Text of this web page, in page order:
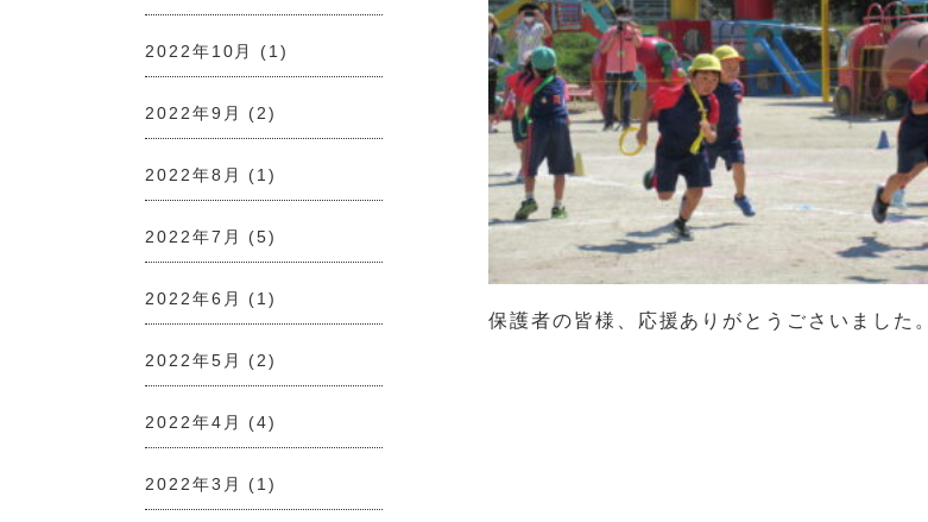
2022年10月 (1)
2022年9月 (2)
2022年8月 (1)
2022年7月 (5)
2022年6月 (1)
2022年5月 (2)
2022年4月 (4)
2022年3月 (1)
保護者の皆様、応援ありがとうごさいました。